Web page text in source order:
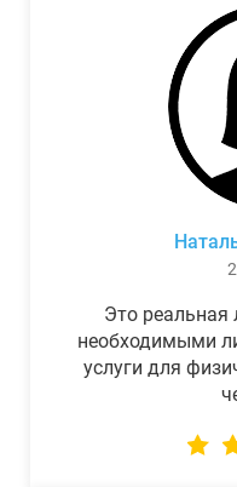
Это реальная
необходимыми
услуги для